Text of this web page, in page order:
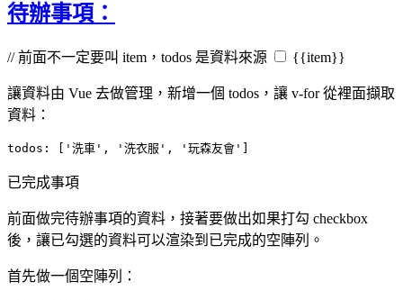
待辦事項：
// 前面不一定要叫 item，todos 是資料來源 {{item}}
讓資料由 Vue 去做管理，新增一個 todos，讓 v-for 從裡面擷取
資料：
todos: ['洗車', '洗衣服', '玩森友會']
已完成事項
前面做完待辦事項的資料，接著要做出如果打勾 checkbox
後，讓已勾選的資料可以渲染到已完成的空陣列。
首先做一個空陣列：